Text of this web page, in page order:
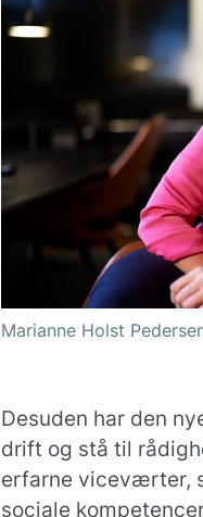
Marianne Holst
Desuden har den
drift og stå til
erfarne viceværter,
sociale